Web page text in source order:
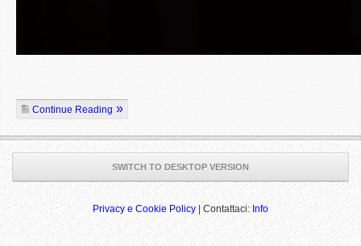
Continue Reading
SWITCH TO DESKTOP VERSION
Privacy e Cookie Policy | Contattaci: Info